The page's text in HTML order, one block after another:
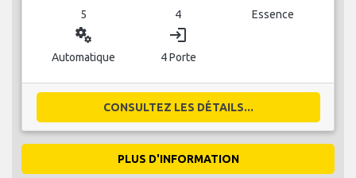
5 4 Essence
miscellaneous_services
Automatique
login
4 Porte
CONSULTEZ LES DÉTAILS...
PLUS D'INFORMATION